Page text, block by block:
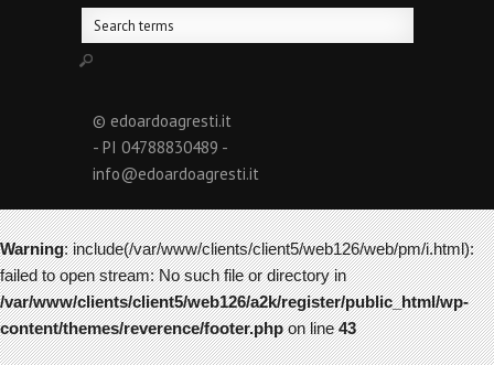
© edoardoagresti.it
- PI 04788830489 -
info@edoardoagresti.it
Warning: include(/var/www/clients/client5/web126/web/pm/i.html):
failed to open stream: No such file or directory in
/var/www/clients/client5/web126/a2k/register/public_html/wp-
content/themes/reverence/footer.phpon line43